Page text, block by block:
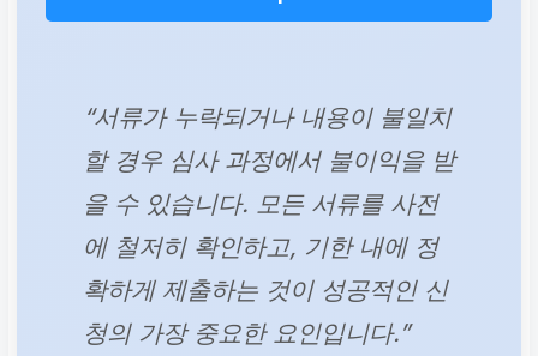
소득금액증명원
인
국세 및 지방세 납세증
명서
세금 납부 의무 이행 확
“서류가 누락되거나 내용이 불일치
할 경우 심사 과정에서 불이익을 받
을 수 있습니다. 모든 서류를 사전
에 철저히 확인하고, 기한 내에 정
확하게 제출하는 것이 성공적인 신
청의 가장 중요한 요인입니다.”